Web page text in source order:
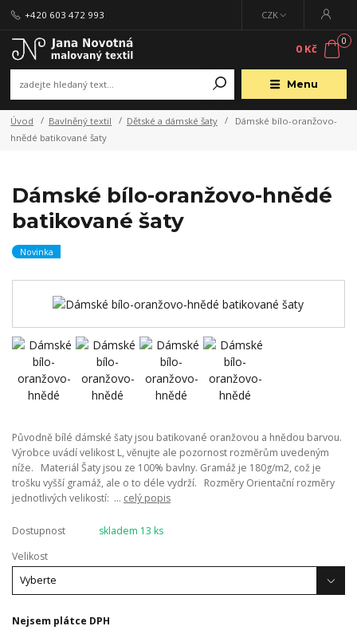
Menu
CZK
+420 603 472 993
0
0 Kč
Úvod Bavlněný textil Dětské a dámské šaty
Dámské bílo-oranžovo-
hnědé batikované šaty
Dámské bílo-oranžovo-hnědé
batikované šaty
Novinka
Původně bílé dámské šaty jsou batikované oranžovou a hnědou barvou.
Výrobce uvádí velikost L, věnujte ale pozornost rozměrům uvedeným
níže. Materiál Šaty jsou ze 100% bavlny. Gramáž je 180g/m2, což je
trošku vyšší gramáž, ale o to déle vydrží. Rozměry Orientační rozměry
jednotlivých velikostí: ... celý popis
Dostupnost
skladem 13 ks
Velikost
Nejsem plátce DPH